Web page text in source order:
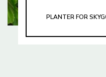
PLANTER FOR